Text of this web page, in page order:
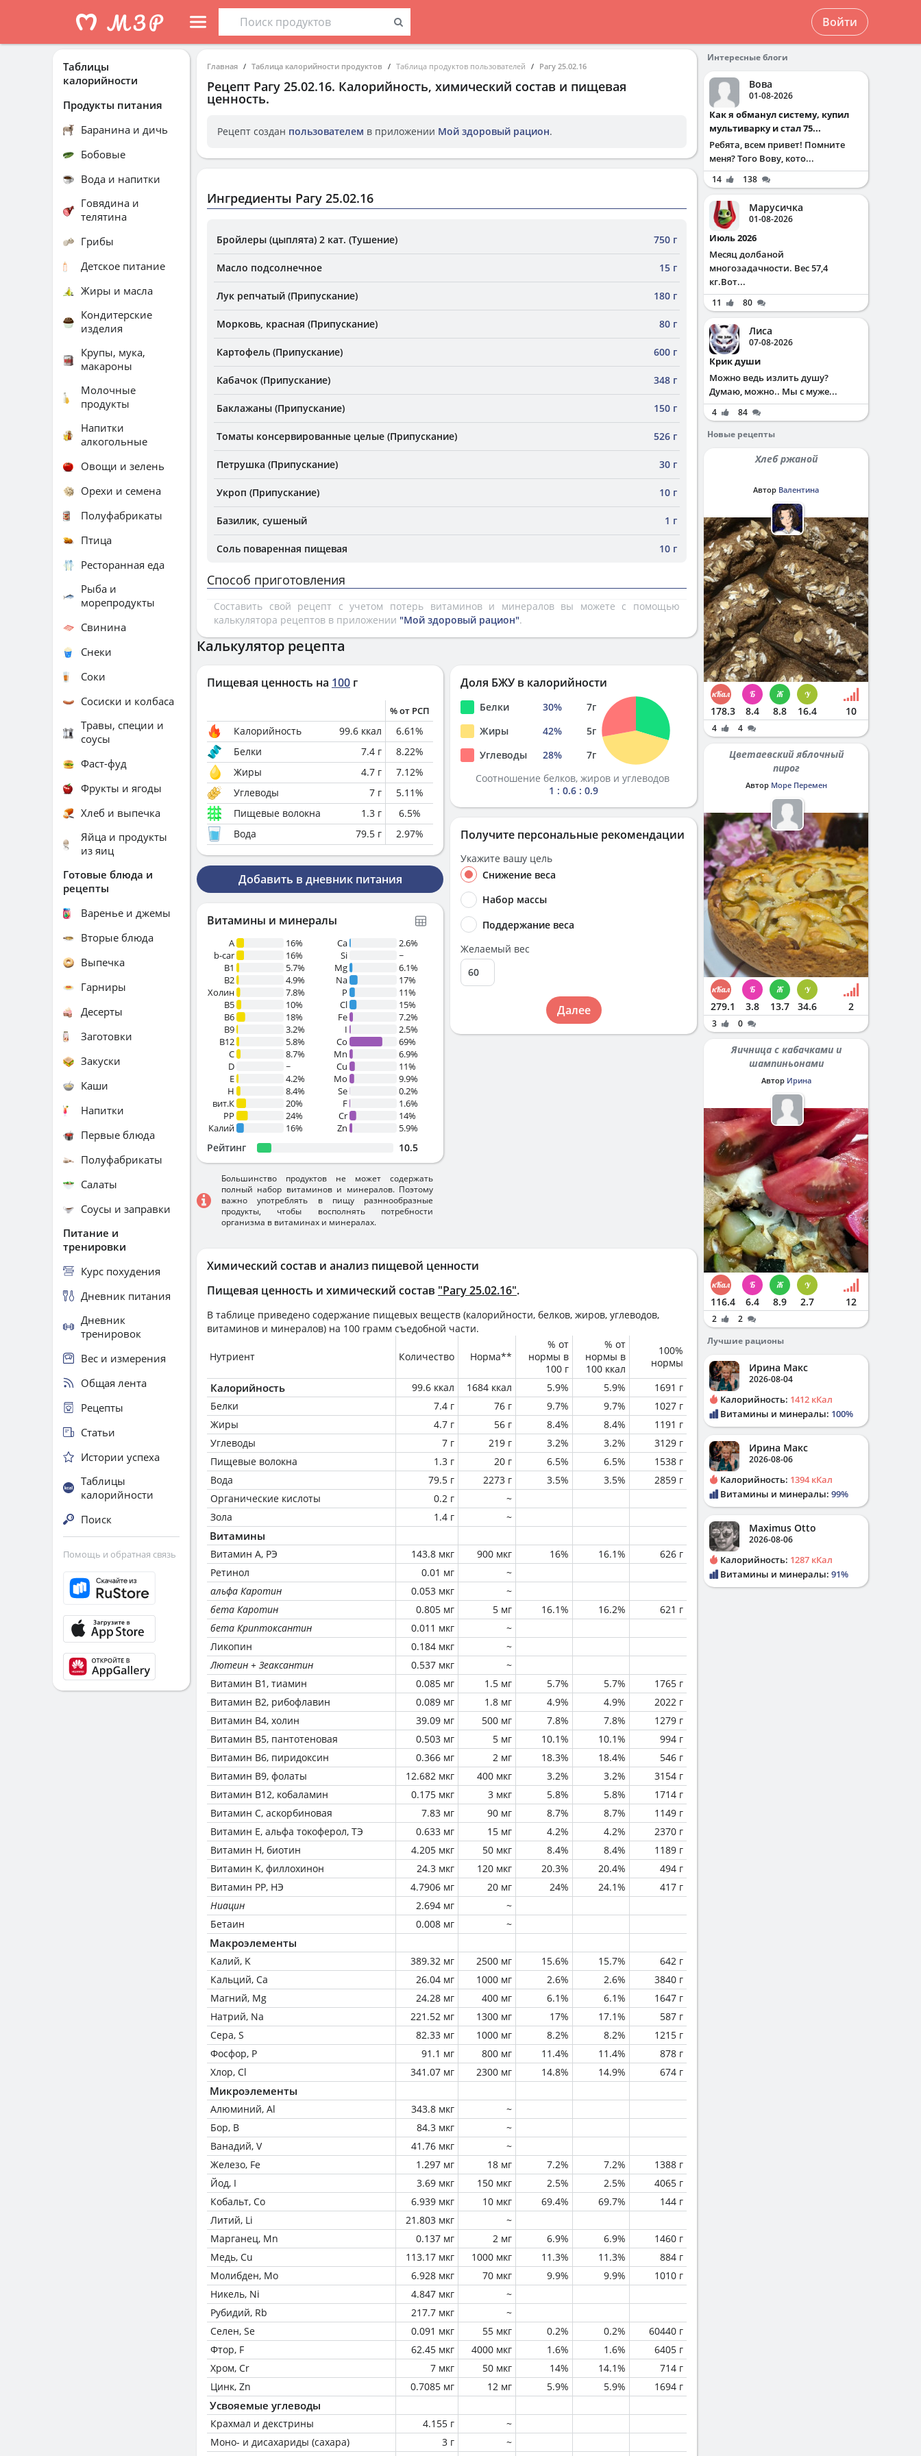
Войти
Главная Таблица калорийности продуктов Таблица продуктов пользователей Рагу 25.02.16
Рецепт Рагу 25.02.16. Калорийность, химический состав и пищевая
ценность.
Рецепт создан пользователем в приложении Мой здоровый рацион.
Ингредиенты Рагу 25.02.16
Бройлеры (цыплята) 2 кат. (Тушение) 750 г
Масло подсолнечное 15 г
Лук репчатый (Припускание) 180 г
Морковь, красная (Припускание) 80 г
Картофель (Припускание) 600 г
Кабачок (Припускание) 348 г
Баклажаны (Припускание) 150 г
Томаты консервированные целые (Припускание) 526 г
Петрушка (Припускание) 30 г
Укроп (Припускание) 10 г
Базилик, сушеный 1 г
Соль поваренная пищевая 10 г
Способ приготовления
Составить свой рецепт с учетом потерь витаминов и минералов вы можете с помощью
калькулятора рецептов в приложении "Мой здоровый рацион".
Химический состав и анализ пищевой ценности
Пищевая ценность и химический состав "Рагу 25.02.16".
В таблице приведено содержание пищевых веществ (калорийности, белков, жиров, углеводов,
витаминов и минералов) на 100 грамм съедобной части.
Нутриент Количество Норма**
% от
нормы в
100 г
% от
нормы в
100 ккал
100%
нормы
Калорийность 99.6 ккал 1684 ккал 5.9% 5.9%
1691 г
Белки
7.4 г 76 г 9.7% 9.7%
1027 г
Жиры
4.7 г 56 г 8.4% 8.4%
1191 г
Углеводы
7 г 219 г 3.2% 3.2%
3129 г
Пищевые волокна
1.3 г 20 г 6.5% 6.5%
1538 г
Вода
79.5 г 2273 г 3.5% 3.5%
2859 г
Органические кислоты
0.2 г
~
Зола
1.4 г ~
Витамины
Витамин А, РЭ 143.8 мкг 900 мкг 16% 16.1%
626 г
Ретинол
0.01 мг
~
альфа Каротин
0.053 мкг
~
бета Каротин
0.805 мг 5 мг 16.1% 16.2%
621 г
бета Криптоксантин
0.011 мкг
~
Ликопин
0.184 мкг
~
Лютеин + Зеаксантин
0.537 мкг
~
Витамин В1, тиамин
0.085 мг 1.5 мг 5.7% 5.7%
1765 г
Витамин В2, рибофлавин
0.089 мг 1.8 мг 4.9% 4.9%
2022 г
Витамин В4, холин
39.09 мг 500 мг 7.8% 7.8%
1279 г
Витамин В5, пантотеновая
0.503 мг 5 мг 10.1% 10.1%
994 г
Витамин В6, пиридоксин
0.366 мг 2 мг 18.3% 18.4%
546 г
Витамин В9, фолаты
12.682 мкг 400 мкг 3.2% 3.2%
3154 г
Витамин В12, кобаламин
0.175 мкг 3 мкг 5.8% 5.8%
1714 г
Витамин C, аскорбиновая
7.83 мг 90 мг 8.7% 8.7%
1149 г
Витамин Е, альфа токоферол, ТЭ
0.633 мг 15 мг 4.2% 4.2%
2370 г
Витамин Н, биотин
4.205 мкг 50 мкг 8.4% 8.4%
1189 г
Витамин К, филлохинон
24.3 мкг 120 мкг 20.3% 20.4%
494 г
Витамин РР, НЭ
4.7906 мг 20 мг 24% 24.1%
417 г
Ниацин
2.694 мг
~
Бетаин
0.008 мг ~
Макроэлементы
Калий, K 389.32 мг 2500 мг 15.6% 15.7%
642 г
Кальций, Ca
26.04 мг 1000 мг 2.6% 2.6%
3840 г
Магний, Mg
24.28 мг 400 мг 6.1% 6.1%
1647 г
Натрий, Na
221.52 мг 1300 мг 17% 17.1%
587 г
Сера, S
82.33 мг 1000 мг 8.2% 8.2%
1215 г
Фосфор, P
91.1 мг 800 мг 11.4% 11.4%
878 г
Хлор, Cl
341.07 мг 2300 мг 14.8% 14.9% 674 г
Микроэлементы
Алюминий, Al 343.8 мкг
~
Бор, B
84.3 мкг
~
Ванадий, V
41.76 мкг
~
Железо, Fe
1.297 мг 18 мг 7.2% 7.2%
1388 г
Йод, I
3.69 мкг 150 мкг 2.5% 2.5%
4065 г
Кобальт, Co
6.939 мкг 10 мкг 69.4% 69.7%
144 г
Литий, Li
21.803 мкг
~
Марганец, Mn
0.137 мг 2 мг 6.9% 6.9%
1460 г
Медь, Cu
113.17 мкг 1000 мкг 11.3% 11.3%
884 г
Молибден, Mo
6.928 мкг 70 мкг 9.9% 9.9%
1010 г
Никель, Ni
4.847 мкг
~
Рубидий, Rb
217.7 мкг
~
Селен, Se
0.091 мкг 55 мкг 0.2% 0.2%
60440 г
Фтор, F
62.45 мкг 4000 мкг 1.6% 1.6%
6405 г
Хром, Cr
7 мкг 50 мкг 14% 14.1%
714 г
Цинк, Zn
0.7085 мг 12 мг 5.9% 5.9% 1694 г
Усвояемые углеводы
Крахмал и декстрины 4.155 г
~
Моно- и дисахариды (сахара)
3 г
~
Калькулятор рецепта
Пищевая ценность на 100 г
% от РСП
Калорийность 99.6 ккал 6.61%
Белки
7.4 г 8.22%
Жиры
4.7 г 7.12%
Углеводы
7 г 5.11%
Пищевые волокна
1.3 г 6.5%
Вода
79.5 г 2.97%
Добавить в дневник питания
Витамины и минералы
A
16%
b-car
16%
В1
5.7%
B2
4.9%
Холин
7.8%
B5
10%
B6
18%
B9
3.2%
B12
5.8%
C
8.7%
D
~
E
4.2%
H
8.4%
вит.К
20%
PP
24%
Калий
16%
Ca
2.6%
Si
~
Mg
6.1%
Na
17%
P
11%
Cl
15%
Fe
7.2%
I
2.5%
Co
69%
Mn
6.9%
Cu
11%
Mo
9.9%
Se
0.2%
F
1.6%
Cr
14%
Zn
5.9%
Рейтинг 10.5
Большинство продуктов не может содержать
полный набор витаминов и минералов. Поэтому
важно употреблять в пищу разннообразные
продукты, чтобы восполнять потребности
организма в витаминах и минералах.
Доля БЖУ в калорийности
Белки 30% 7г
Жиры
42% 5г
Углеводы
28% 7г
Соотношение белков, жиров и углеводов
1 : 0.6 : 0.9
Получите персональные рекомендации
Укажите вашу цель
Снижение веса
Набор массы
Поддержание веса
Желаемый вес
Далее
Таблицы
калорийности
Продукты питания
Баранина и дичь
Бобовые
Вода и напитки
Говядина и
телятина
Грибы
Детское питание
Жиры и масла
Кондитерские
изделия
Крупы, мука,
макароны
Молочные
продукты
Напитки
алкогольные
Овощи и зелень
Орехи и семена
Полуфабрикаты
Птица
Ресторанная еда
Рыба и
морепродукты
Свинина
Снеки
Соки
Сосиски и колбаса
Травы, специи и
соусы
Фаст-фуд
Фрукты и ягоды
Хлеб и выпечка
Яйца и продукты
из яиц
Готовые блюда и
рецепты
Варенье и джемы
Вторые блюда
Выпечка
Гарниры
Десерты
Заготовки
Закуски
Каши
Напитки
Первые блюда
Полуфабрикаты
Салаты
Соусы и заправки
Питание и
тренировки
Курс похудения
Дневник питания
Дневник
тренировок
Вес и измерения
Общая лента
Рецепты
Статьи
Истории успеха
Таблицы
калорийности
Поиск
Помощь и обратная связь
Интересные блоги
Вова
01-08-2026
Как я обманул систему, купил
мультиварку и стал 75...
Ребята, всем привет! Помните
меня? Того Вову, кото...
14 138
Марусичка
01-08-2026
Июль 2026
Месяц долбаной
многозадачности. Вес 57,4
кг.Вот...
11 80
Лиса
07-08-2026
Крик души
Можно ведь излить душу?
Думаю, можно.. Мы с муже...
4
84
Новые рецепты
Хлеб ржаной
Автор Валентина
178.3 8.4 8.8 16.4 10
4 4
Цветаевский яблочный
пирог
Автор Море Перемен
279.1 3.8 13.7 34.6 2
3 0
Яичница с кабачками и
шампиньонами
Автор Ирина
116.4 6.4 8.9 2.7 12
2
2
Лучшие рационы
Ирина Макс
2026-08-04
Калорийность: 1412 кКал
Витамины и минералы: 100%
Ирина Макс
2026-08-06
Калорийность: 1394 кКал
Витамины и минералы: 99%
Maximus Otto
2026-08-06
Калорийность: 1287 кКал
Витамины и минералы: 91%